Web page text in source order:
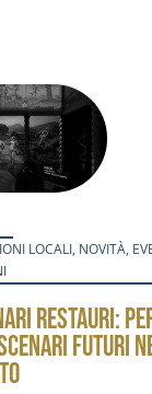
LOCALI, NOVITÀ,
RESTAURI:
FUTURI